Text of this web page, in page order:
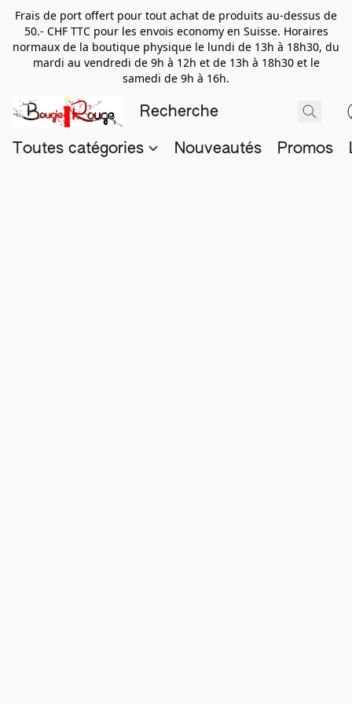
Frais de port offert pour tout achat de produits au-dessus de
50.- CHF TTC pour les envois economy en Suisse. Horaires
normaux de la boutique physique le lundi de 13h à 18h30, du
mardi au vendredi de 9h à 12h et de 13h à 18h30 et le
samedi de 9h à 16h.
Toutes catégories Nouveautés Promos